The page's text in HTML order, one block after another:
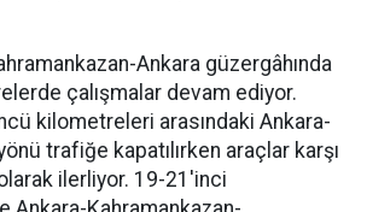
Ankara güzergâhında
çalışmalar devam ediyor.
kilometreleri arasındaki Ankara-
trafiğe kapatılırken araçlar karşı
ilerliyor. 19-21'inci